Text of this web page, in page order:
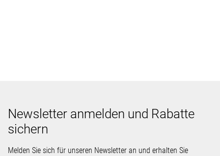
Newsletter anmelden und Rabatte
sichern
Melden Sie sich für unseren Newsletter an und erhalten Sie